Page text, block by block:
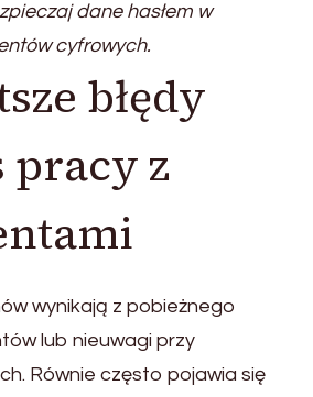
dane hasłem w
cyfrowych.
błędy
pracy z
wynikają z pobieżnego
lub nieuwagi przy
Równie często pojawia się